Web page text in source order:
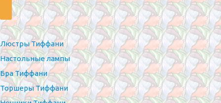
Люстры Тиффани
Настольные лампы
Бра Тиффани
Торшеры Тиффани